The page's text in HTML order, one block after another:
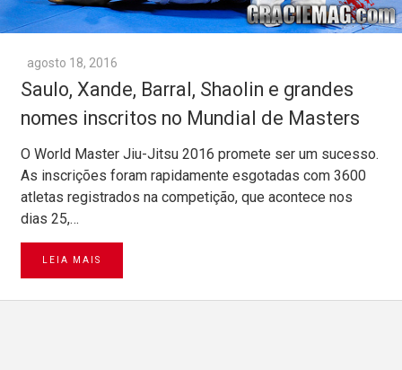
agosto 18, 2016
Saulo, Xande, Barral, Shaolin e grandes
nomes inscritos no Mundial de Masters
O World Master Jiu-Jitsu 2016 promete ser um sucesso.
As inscrições foram rapidamente esgotadas com 3600
atletas registrados na competição, que acontece nos
dias 25,…
LEIA MAIS